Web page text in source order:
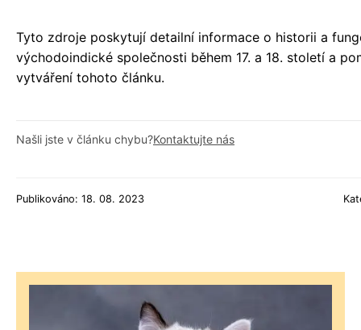
Tyto zdroje poskytují detailní informace o historii a
východoindické společnosti během 17. a 18. století a
vytváření tohoto článku.
Našli jste v článku chybu?Kontaktujte nás
Publikováno: 18. 08. 2023